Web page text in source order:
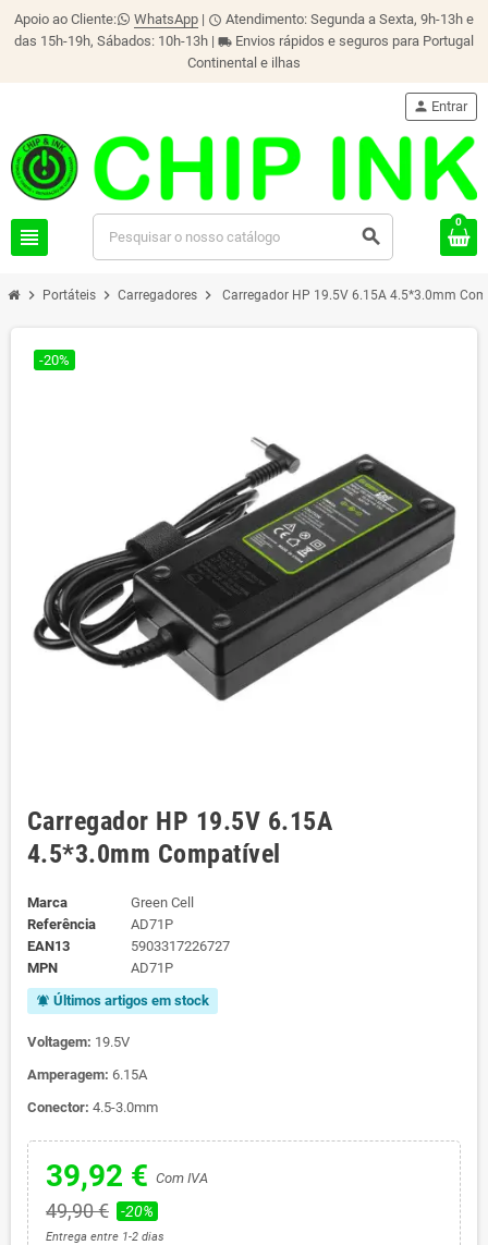
Apoio ao Cliente: WhatsApp | schedule Atendimento: Segunda a Sexta, 9h-13h e
das 15h-19h, Sábados: 10h-13h | local_shipping Envios rápidos e seguros para Portugal
Continental e ilhas
view_headline search
person Entrar
0
chevron_right Portáteis chevron_right Carregadores chevron_right Carregador HP 19.5V 6.15A 4.5*3.0mm
-20%
Carregador HP 19.5V 6.15A
4.5*3.0mm Compatível
Marca
Green Cell
Referência
AD71P
EAN13
5903317226727
MPN
AD71P
notifications_active Últimos artigos em stock
Voltagem: 19.5V
Amperagem: 6.15A
Conector: 4.5-3.0mm
39,92 € Com IVA
49,90 € -20%
Entrega entre 1-2 dias